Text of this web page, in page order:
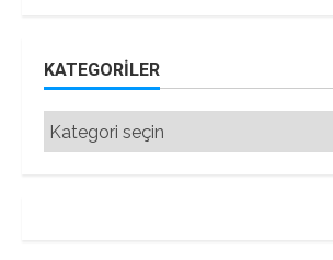
KATEGORILER
Kategoriler